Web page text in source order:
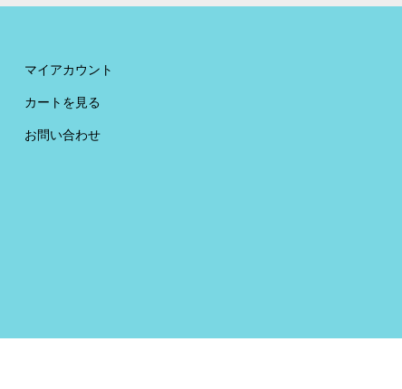
マイアカウント
カートを見る
お問い合わせ